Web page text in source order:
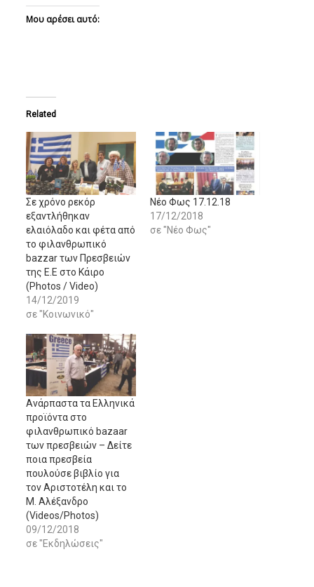
Μου αρέσει αυτό:
Related
Σε χρόνο ρεκόρ
εξαντλήθηκαν
ελαιόλαδο και φέτα από
το φιλανθρωπικό
bazzar των Πρεσβειών
της Ε.Ε στο Κάιρο
(Photos / Video)
14/12/2019
σε "Κοινωνικό"
Νέο Φως 17.12.18
17/12/2018
σε "Νέο Φως"
Ανάρπαστα τα Ελληνικά
προϊόντα στο
φιλανθρωπικό bazaar
των πρεσβειών – Δείτε
ποια πρεσβεία
πουλούσε βιβλίο για
τον Αριστοτέλη και το
Μ. Αλέξανδρο
(Videos/Photos)
09/12/2018
σε "Εκδηλώσεις"